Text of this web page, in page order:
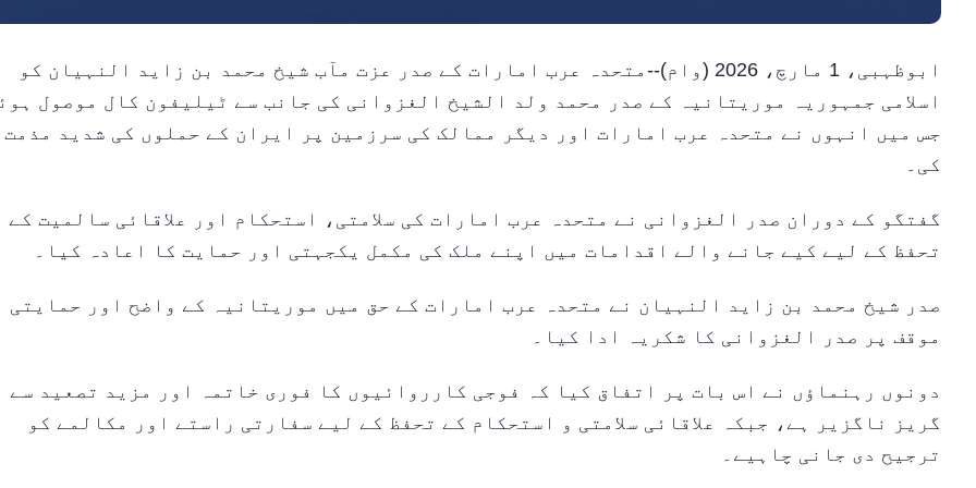
ابوظہبی، 1 مارچ، 2026 (وام)--متحدہ عرب امارات کے صدر عزت مآب شیخ محمد بن زاید النہیان کو
اسلامی جمہوریہ موریتانیہ کے صدر محمد ولد الشیخ الغزوانی کی جانب سے ٹیلیفون کال موصول
جس میں انہوں نے متحدہ عرب امارات اور دیگر ممالک کی سرزمین پر ایران کے حملوں کی شدید مذمت
کی۔
گفتگو کے دوران صدر الغزوانی نے متحدہ عرب امارات کی سلامتی، استحکام اور علاقائی سالمیت کے
تحفظ کے لیے کیے جانے والے اقدامات میں اپنے ملک کی مکمل یکجہتی اور حمایت کا اعادہ کیا۔
صدر شیخ محمد بن زاید النہیان نے متحدہ عرب امارات کے حق میں موریتانیہ کے واضح اور حمایتی
موقف پر صدر الغزوانی کا شکریہ ادا کیا۔
دونوں رہنماؤں نے اس بات پر اتفاق کیا کہ فوجی کارروائیوں کا فوری خاتمہ اور مزید تصعید سے
گریز ناگزیر ہے، جبکہ علاقائی سلامتی و استحکام کے تحفظ کے لیے سفارتی راستے اور مکالمے کو
ترجیح دی جانی چاہیے۔